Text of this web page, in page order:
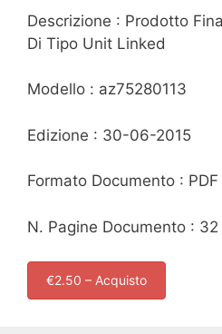
Descrizione : Prodotto
Di Tipo Unit Linked
Modello : az75280113
Edizione : 30-06-2015
Formato Documento : PDF
N. Pagine Documento : 32
€2.50 – Acquisto